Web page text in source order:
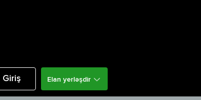
Giriş Elan yerləşdir